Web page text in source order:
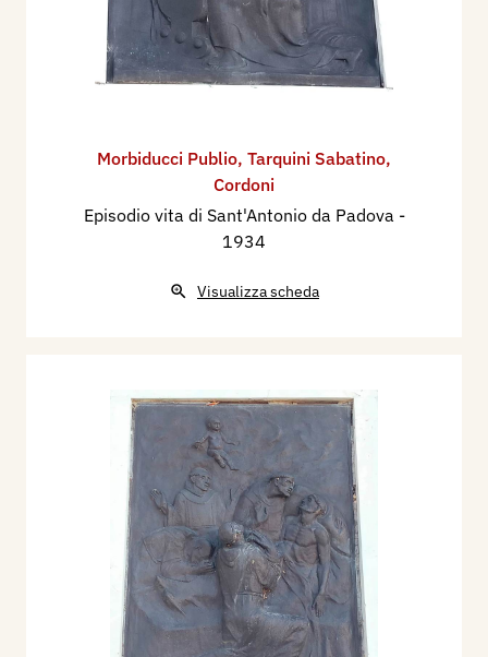
Morbiducci Publio, Tarquini Sabatino,
Cordoni
Episodio vita di Sant'Antonio da Padova -
1934
Visualizza scheda